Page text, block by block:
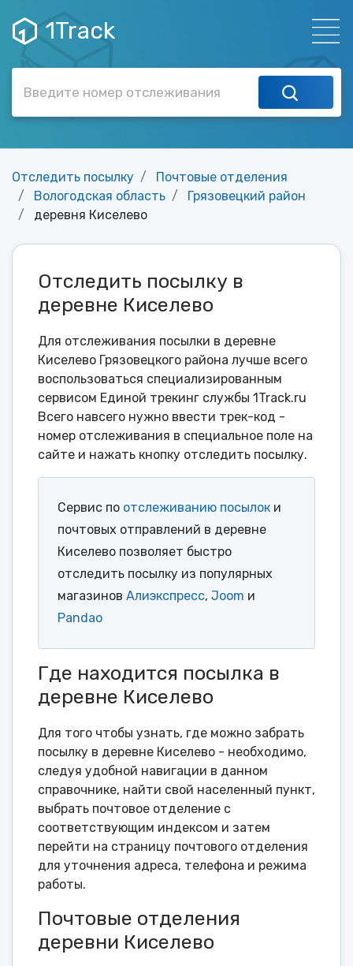
1Track
Отследить посылку
Почтовые отделения
Вологодская область
Грязовецкий район
деревня Киселево
Отследить посылку в
деревне Киселево
Для отслеживания посылки в деревне
Киселево Грязовецкого района лучше всего
воспользоваться специализированным
сервисом Единой трекинг службы 1Track.ru
Всего навсего нужно ввести трек-код -
номер отслеживания в специальное поле на
сайте и нажать кнопку отследить посылку.
Сервис по отслеживанию посылок и
почтовых отправлений в деревне
Киселево позволяет быстро
отследить посылку из популярных
магазинов Алиэкспресс, Joom и
Pandao
Где находится посылка в
деревне Киселево
Для того чтобы узнать, где можно забрать
посылку в деревне Киселево - необходимо,
следуя удобной навигации в данном
справочнике, найти свой населенный пункт,
выбрать почтовое отделение с
соответствующим индексом и затем
перейти на страницу почтового отделения
для уточнения адреса, телефона и режима
работы.
Почтовые отделения
деревни Киселево